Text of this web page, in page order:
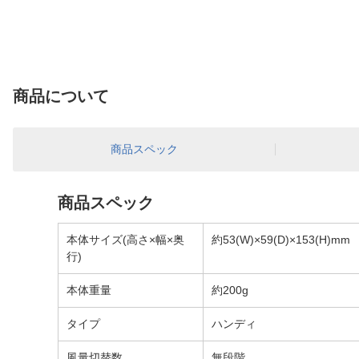
商品について
商品スペック
商品スペック
本体サイズ(高さ×幅×奥
行)
約53(W)×59(D)×153(H)mm
本体重量 約200g
タイプ ハンディ